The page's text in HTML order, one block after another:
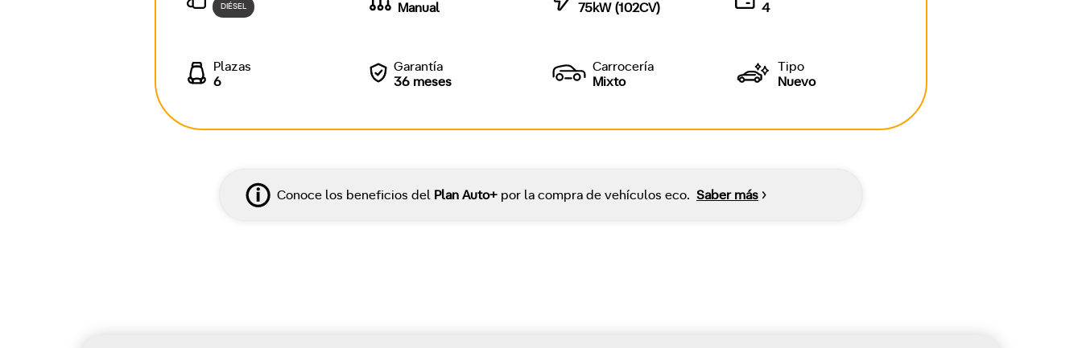
DIÉSEL
Manual
75kW (102CV)
4
Plazas
6
Garantía
36 meses
Carrocería
Mixto
Tipo
Nuevo
Conoce los beneficios del Plan Auto+ por la compra de vehículos eco. Saber más